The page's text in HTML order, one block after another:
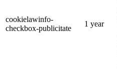
cookielawinfo-
checkbox-publicitate
1 year